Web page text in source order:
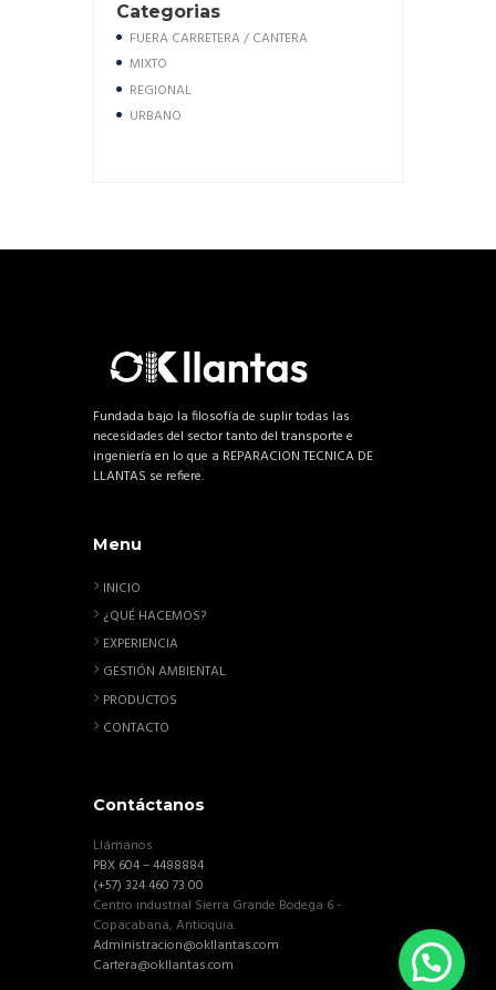
Categorias
FUERA CARRETERA / CANTERA
MIXTO
REGIONAL
URBANO
Fundada bajo la filosofía de suplir todas las
necesidades del sector tanto del transporte e
ingeniería en lo que a REPARACION TECNICA DE
LLANTAS se refiere.
Menu
INICIO
¿QUÉ HACEMOS?
EXPERIENCIA
GESTIÓN AMBIENTAL
PRODUCTOS
CONTACTO
Contáctanos
Llámanos
PBX 604 – 4488884
(+57) 324 460 73 00
Centro industrial Sierra Grande Bodega 6 -
Copacabana, Antioquia.
Administracion@okllantas.com
Cartera@okllantas.com